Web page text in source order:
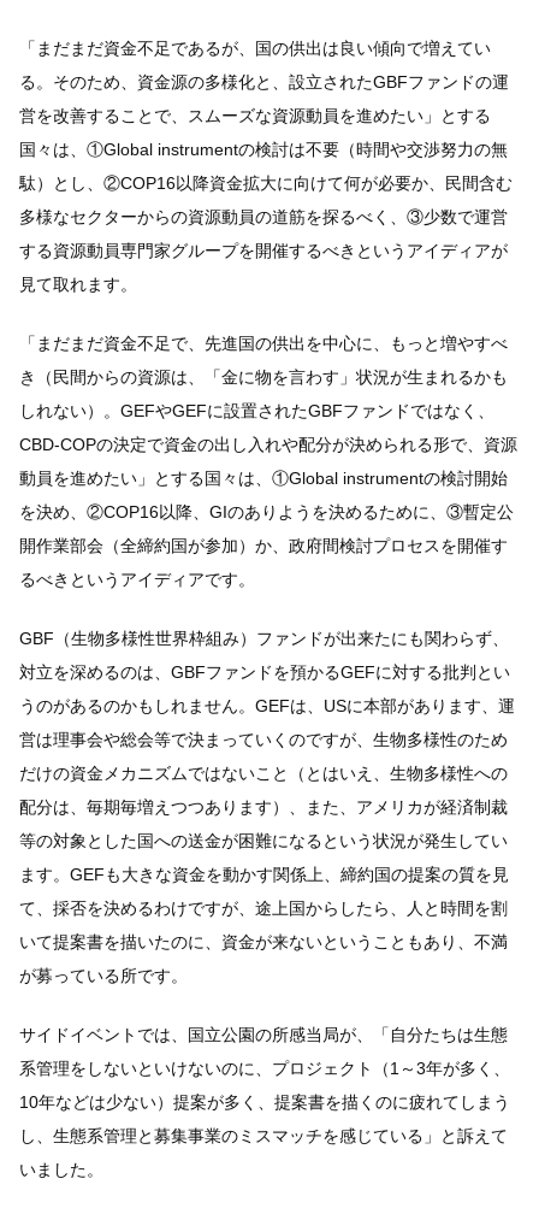
「まだまだ資金不足であるが、国の供出は良い傾向で増えてい
る。そのため、資金源の多様化と、設立されたGBFファンドの運
営を改善することで、スムーズな資源動員を進めたい」とする
国々は、①Global instrumentの検討は不要（時間や交渉努力の無
駄）とし、②COP16以降資金拡大に向けて何が必要か、民間含む
多様なセクターからの資源動員の道筋を探るべく、③少数で運営
する資源動員専門家グループを開催するべきというアイディアが
見て取れます。
「まだまだ資金不足で、先進国の供出を中心に、もっと増やすべ
き（民間からの資源は、「金に物を言わす」状況が生まれるかも
しれない）。GEFやGEFに設置されたGBFファンドではなく、
CBD-COPの決定で資金の出し入れや配分が決められる形で、資源
動員を進めたい」とする国々は、①Global instrumentの検討開始
を決め、②COP16以降、GIのありようを決めるために、③暫定公
開作業部会（全締約国が参加）か、政府間検討プロセスを開催す
るべきというアイディアです。
GBF（生物多様性世界枠組み）ファンドが出来たにも関わらず、
対立を深めるのは、GBFファンドを預かるGEFに対する批判とい
うのがあるのかもしれません。GEFは、USに本部があります、運
営は理事会や総会等で決まっていくのですが、生物多様性のため
だけの資金メカニズムではないこと（とはいえ、生物多様性への
配分は、毎期毎増えつつあります）、また、アメリカが経済制裁
等の対象とした国への送金が困難になるという状況が発生してい
ます。GEFも大きな資金を動かす関係上、締約国の提案の質を見
て、採否を決めるわけですが、途上国からしたら、人と時間を割
いて提案書を描いたのに、資金が来ないということもあり、不満
が募っている所です。
サイドイベントでは、国立公園の所感当局が、「自分たちは生態
系管理をしないといけないのに、プロジェクト（1～3年が多く、
10年などは少ない）提案が多く、提案書を描くのに疲れてしまう
し、生態系管理と募集事業のミスマッチを感じている」と訴えて
いました。